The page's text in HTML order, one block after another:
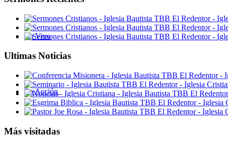
En Vivo
En Acción
Ultimas Noticias
Más visitadas